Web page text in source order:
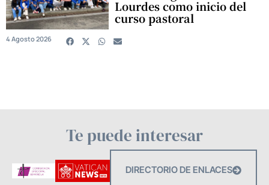
Lourdes como inicio del
curso pastoral
4 Agosto 2026
Te puede interesar
DIRECTORIO DE ENLACES